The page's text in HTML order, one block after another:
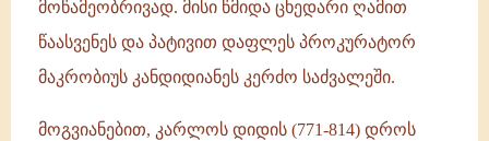
მოწამეობრივად. მისი წმიდა ცხედარი ღამით
წაასვენეს და პატივით დაფლეს პროკურატორ
მაკრობიუს კანდიდიანეს კერძო საძვალეში.
მოგვიანებით, კარლოს დიდის (771-814) დროს